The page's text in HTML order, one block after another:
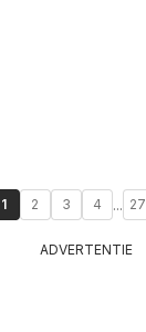
1 2 3 4 ... 27
ADVERTENTIE